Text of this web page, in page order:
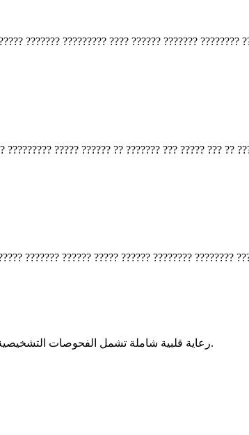
??????? ????????? ???? ?????? ??????? ????????
????? ?????? ?? ??????? ??? ????? ??? ??
??????? ?????? ????? ?????? ???????? ????????
رعاية قلبية شاملة تشمل الفحوصات التشخيصية والإجراءات التدخلية والإدارة المستمرة لأمراض القلب.